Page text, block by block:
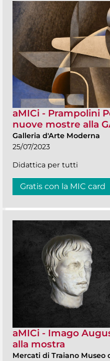
aMICi - Prampolini
nuove mostre alla
Galleria d'Arte Moderna
25/07/2023
Didattica per tutti
Gratis con la MIC card
aMICi - Imago
alla mostra
Mercati di Traiano Museo